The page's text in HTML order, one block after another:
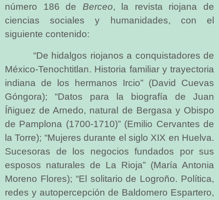
número 186 de Berceo, la revista riojana de
ciencias sociales y humanidades, con el
siguiente contenido:
“De hidalgos riojanos a conquistadores de
México-Tenochtitlan. Historia familiar y trayectoria
indiana de los hermanos Ircio” (David Cuevas
Góngora); “Datos para la biografía de Juan
Íñiguez de Arnedo, natural de Bergasa y Obispo
de Pamplona (1700-1710)” (Emilio Cervantes de
la Torre); “Mujeres durante el siglo XIX en Huelva.
Sucesoras de los negocios fundados por sus
esposos naturales de La Rioja” (María Antonia
Moreno Flores); “El solitario de Logroño. Política,
redes y autopercepción de Baldomero Espartero,